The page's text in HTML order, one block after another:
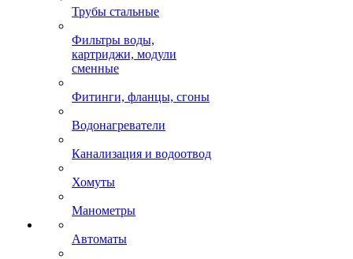
Трубы стальные
Фильтры воды,
картриджи, модули
сменные
Фитинги, фланцы, сгоны
Водонагреватели
Канализация и водоотвод
Хомуты
Манометры
Автоматы